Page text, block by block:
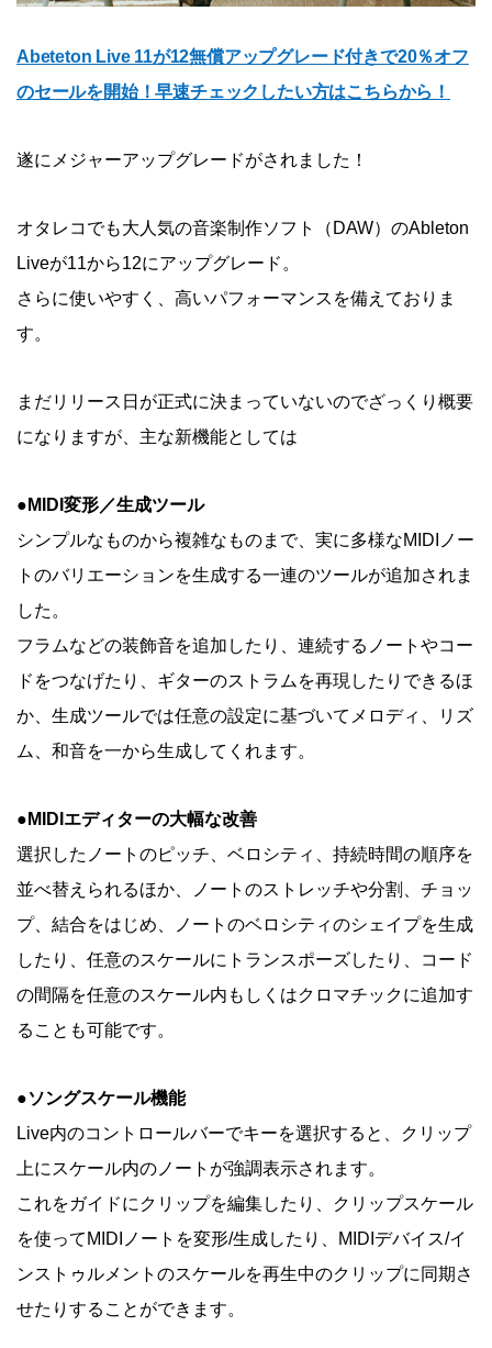
Abeteton Live 11が12無償アップグレード付きで20％オフ
のセールを開始！早速チェックしたい方はこちらから！
遂にメジャーアップグレードがされました！
オタレコでも大人気の音楽制作ソフト（DAW）のAbleton
Liveが11から12にアップグレード。
さらに使いやすく、高いパフォーマンスを備えておりま
す。
まだリリース日が正式に決まっていないのでざっくり概要
になりますが、主な新機能としては
●MIDI変形／生成ツール
シンプルなものから複雑なものまで、実に多様なMIDIノー
トのバリエーションを生成する一連のツールが追加されま
した。
フラムなどの装飾音を追加したり、連続するノートやコー
ドをつなげたり、ギターのストラムを再現したりできるほ
か、生成ツールでは任意の設定に基づいてメロディ、リズ
ム、和音を一から生成してくれます。
●MIDIエディターの大幅な改善
選択したノートのピッチ、ベロシティ、持続時間の順序を
並べ替えられるほか、ノートのストレッチや分割、チョッ
プ、結合をはじめ、ノートのベロシティのシェイプを生成
したり、任意のスケールにトランスポーズしたり、コード
の間隔を任意のスケール内もしくはクロマチックに追加す
ることも可能です。
●ソングスケール機能
Live内のコントロールバーでキーを選択すると、クリップ
上にスケール内のノートが強調表示されます。
これをガイドにクリップを編集したり、クリップスケール
を使ってMIDIノートを変形/生成したり、MIDIデバイス/イ
ンストゥルメントのスケールを再生中のクリップに同期さ
せたりすることができます。